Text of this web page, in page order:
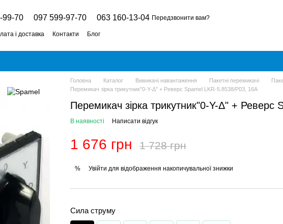
99-70 097 599-97-70 063 160-13-04 Передзвонити вам?
і доставка Контакти Блог
Головна Каталог Вимикачі навантаження Пакетні перемикачі
Перемикач зірка трикутник"0-Y-Δ" + Реверс Spamel LKR-5.8538/P03, 16A
Перемикач зірка трикутник"0-Y-Δ" +
В наявності Написати відгук
1 676 грн 1 728 грн
% Увійти для відображення накопичувальної знижки
Сила струму